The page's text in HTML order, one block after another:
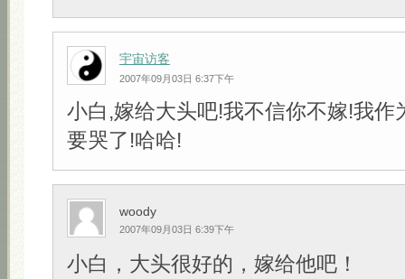
宇宙访客
2007年09月03日 6:37下午
小白,嫁给大头吧!我不信你不嫁!我作
要哭了!哈哈!
woody
2007年09月03日 6:39下午
小白，大头很好的，嫁给他吧！